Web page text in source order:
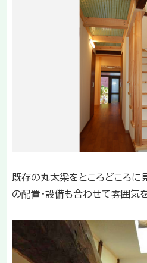
既存の丸太梁をところどころに
の配置・設備も合わせて雰囲気